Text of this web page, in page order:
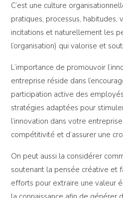
C’est une culture
pratiques, processus, habitudes,
incitations et naturellement les
l’organisation) qui valorise et
L’importance de promouvoir
entreprise réside dans
participation active des
stratégies adaptées pour
l’innovation dans votre
compétitivité et d’assurer une
On peut aussi la considérer
soutenant la pensée créative et
efforts pour extraire une valeur